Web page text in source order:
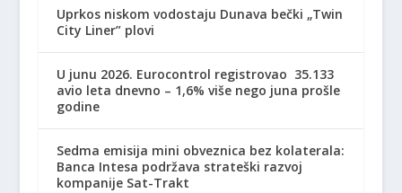
Uprkos niskom vodostaju Dunava bečki „Twin
City Liner” plovi
U junu 2026. Eurocontrol registrovao 35.133
avio leta dnevno – 1,6% više nego juna prošle
godine
Sedma emisija mini obveznica bez kolaterala:
Banca Intesa podržava strateški razvoj
kompanije Sat-Trakt